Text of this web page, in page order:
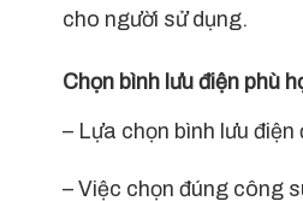
cho người sử dụng.
Chọn bình lưu điện phù
– Lựa chọn bình lưu
– Việc chọn đúng công